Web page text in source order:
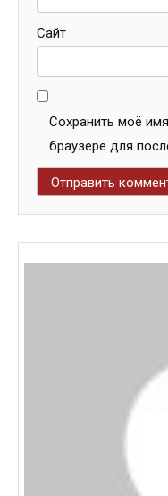
Сайт
Сохранить моё
браузере для